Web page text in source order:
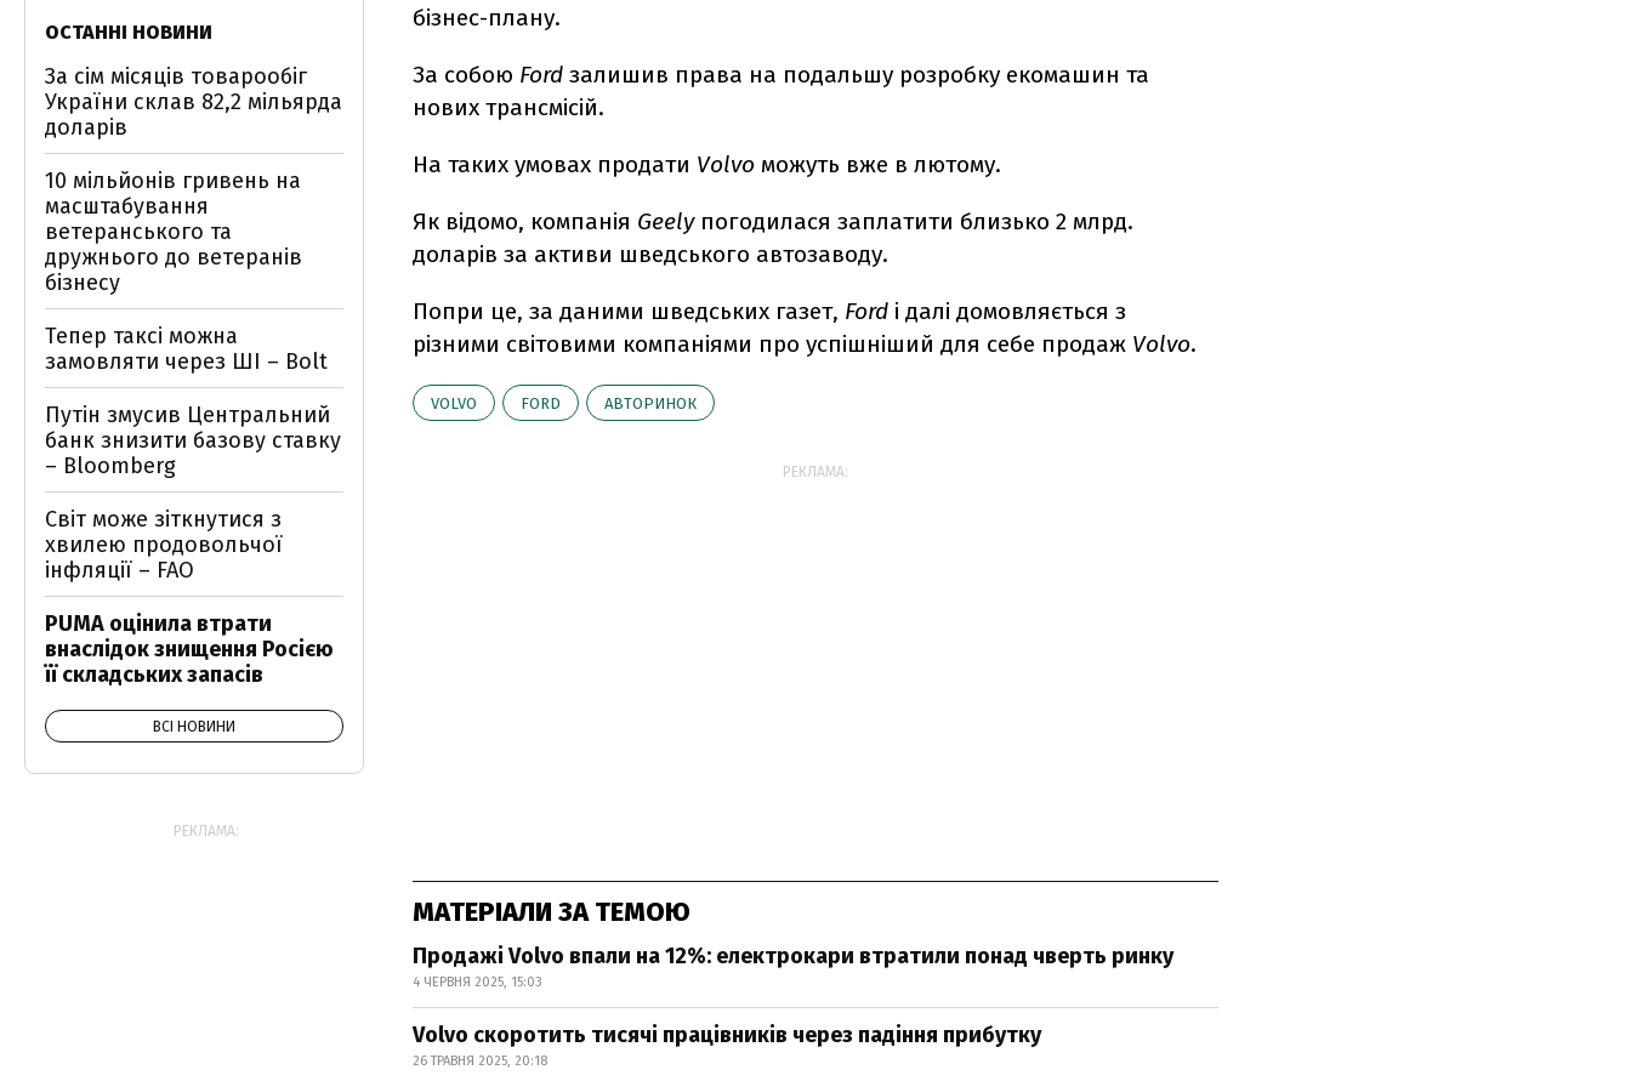
бізнес-плану.
За собою Ford залишив права на подальшу розробку екомашин та
нових трансмісій.
На таких умовах продати Volvo можуть вже в лютому.
Як відомо, компанія Geely погодилася заплатити близько 2 млрд.
доларів за активи шведського автозаводу.
Попри це, за даними шведських газет, Ford і далі домовляється з
різними світовими компаніями про успішніший для себе продаж Volvo.
VOLVO FORD АВТОРИНОК
РЕКЛАМА:
МАТЕРІАЛИ ЗА ТЕМОЮ
Продажі Volvo впали на 12%: електрокари втратили понад чверть ринку
4 ЧЕРВНЯ 2025, 15:03
Volvo скоротить тисячі працівників через падіння прибутку
26 ТРАВНЯ 2025, 20:18
ОСТАННІ НОВИНИ
За сім місяців товарообіг
України склав 82,2 мільярда
доларів
10 мільйонів гривень на
масштабування
ветеранського та
дружнього до ветеранів
бізнесу
Тепер таксі можна
замовляти через ШІ – Bolt
Путін змусив Центральний
банк знизити базову ставку
– Bloomberg
Світ може зіткнутися з
хвилею продовольчої
інфляції – FAO
PUMA оцінила втрати
внаслідок знищення Росією
її складських запасів
ВСІ НОВИНИ
РЕКЛАМА: